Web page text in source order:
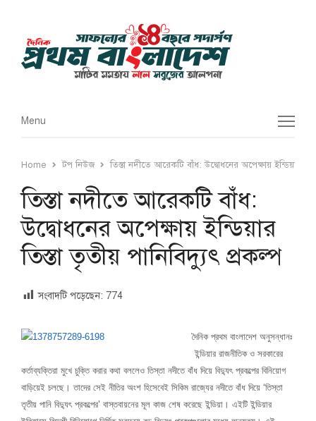
Menu
Menu
Home টপ নিউজ তিস্তা নদীতে আরেকটি বাঁধ: উদ্বোধনের অপেক্ষায় ইন্ডিয়ার
তিস্তা নদীতে আরেকটি বাঁধ:
উদ্বোধনের অপেক্ষায় ইন্ডিয়ার
তিস্তা তৃতীয় পানিবিদ্যুৎ প্রকল্প
সংবাদটি পড়েছেন: 774
দৈনিক প্রথম বাংলাদেশ অনুসন্ধানঃ
ইন্ডিয়ার রাজনীতিক ও সরকারের
কর্তাব্যক্তিরা মুখে চুক্তি করার কথা বললেও তিস্তা নদীতে বাঁধ দিয়ে বিদ্যুৎ প্রকল্পের বিনিয়োগ
বাড়িয়েই চলছে। তাদের সেই নীতির অংশ হিসেবেই সিকিম রাজ্যের নদীতে বাঁধ দিয়ে ‘তিস্তা
তৃতীয় পানি বিদ্যুৎ প্রকল্পের’ বাস্তবায়নের মূল কাজ শেষ করেছে ইন্ডিয়া। এইটি ইন্ডিয়ার